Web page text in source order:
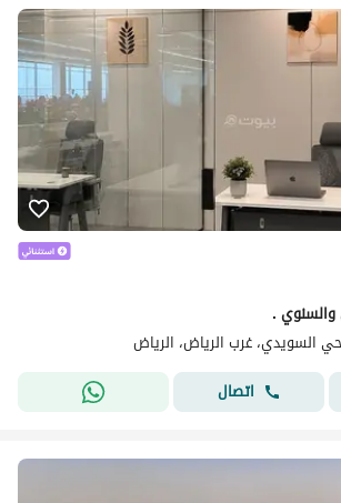
والسنوي .
السويدي، غرب الرياض، الرياض
اتصال